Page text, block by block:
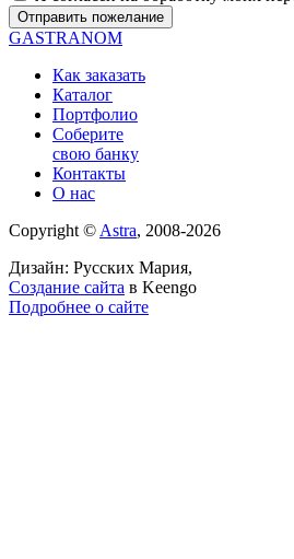
GASTRANOM
Как заказать
Каталог
Портфолио
Соберите
свою банку
Контакты
О нас
Copyright © Astra, 2008-2026
Дизайн: Русских Мария,
Создание сайта в Keengo
Подробнее о сайте